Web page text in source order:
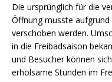
Die ursprünglich für die
Öffnung musste
verschoben werden.
in die Freibadsaison
und Besucher können
erholsame Stunden im